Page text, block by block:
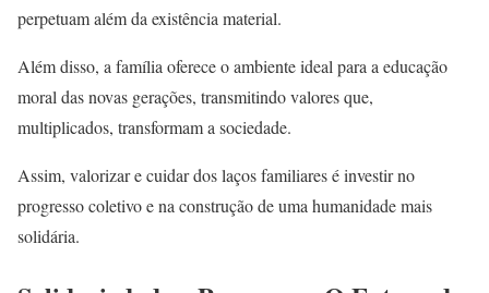
perpetuam além da existência material.
Além disso, a família oferece o ambiente ideal para a educação
moral das novas gerações, transmitindo valores que,
multiplicados, transformam a sociedade.
Assim, valorizar e cuidar dos laços familiares é investir no
progresso coletivo e na construção de uma humanidade mais
solidária.